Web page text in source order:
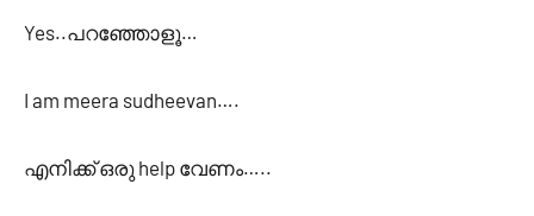
Yes..പറഞ്ഞോളൂ…
I am meera sudheevan….
എനിക്ക് ഒരു help വേണം…..